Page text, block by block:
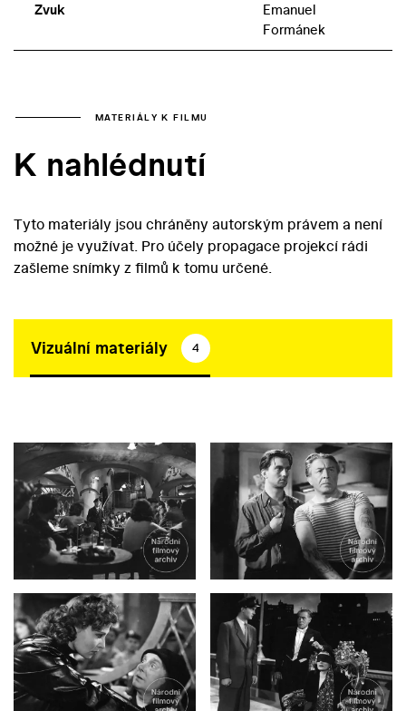
Zvuk
Emanuel
Formánek
MATERIÁLY K FILMU
K nahlédnutí
Tyto materiály jsou chráněny autorským právem a není
možné je využívat. Pro účely propagace projekcí rádi
zašleme snímky z filmů k tomu určené.
Vizuální materiály 4